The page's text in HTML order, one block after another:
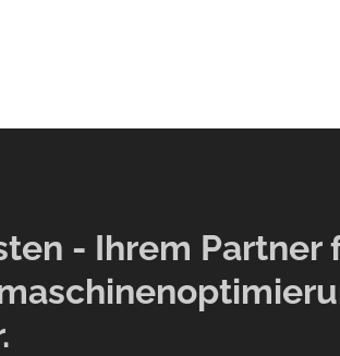
- Ihrem Partner